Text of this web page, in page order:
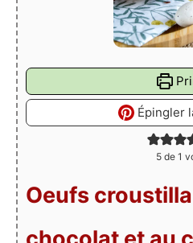
Épingler
5de 1
Oeufs